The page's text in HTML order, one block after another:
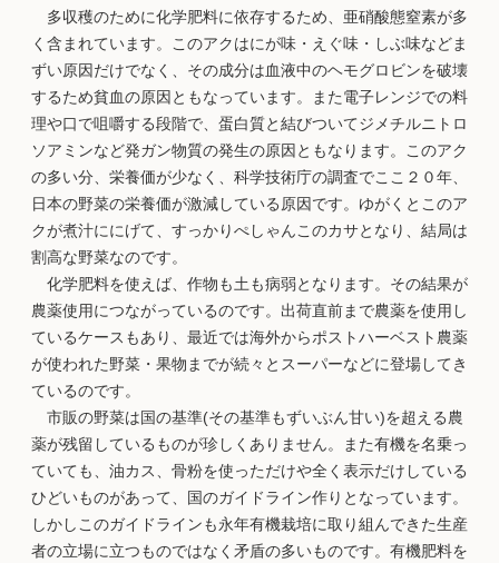
多収穫のために化学肥料に依存するため、亜硝酸態窒素が多
く含まれています。このアクはにが味・えぐ味・しぶ味などま
ずい原因だけでなく、その成分は血液中のヘモグロビンを破壊
するため貧血の原因ともなっています。また電子レンジでの料
理や口で咀嚼する段階で、蛋白質と結びついてジメチルニトロ
ソアミンなど発ガン物質の発生の原因ともなります。このアク
の多い分、栄養価が少なく、科学技術庁の調査でここ２０年、
日本の野菜の栄養価が激減している原因です。ゆがくとこのア
クが煮汁ににげて、すっかりぺしゃんこのカサとなり、結局は
割高な野菜なのです。
化学肥料を使えば、作物も土も病弱となります。その結果が
農薬使用につながっているのです。出荷直前まで農薬を使用し
ているケースもあり、最近では海外からポストハーベスト農薬
が使われた野菜・果物までが続々とスーパーなどに登場してき
ているのです。
市販の野菜は国の基準(その基準もずいぶん甘い)を超える農
薬が残留しているものが珍しくありません。また有機を名乗っ
ていても、油カス、骨粉を使っただけや全く表示だけしている
ひどいものがあって、国のガイドライン作りとなっています。
しかしこのガイドラインも永年有機栽培に取り組んできた生産
者の立場に立つものではなく矛盾の多いものです。有機肥料を